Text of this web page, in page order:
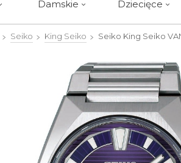
Eleganckie
Klasyczne
Sportowe
Luksusowe
Nurkowe
Damskie
Eleganckie
Klasyczne
Sportowe
Luksusowe
Nurkowe
Dziecięce
Boccia Titanium
Calypso
Candino
Edifice
Festina
FLIK-
G-
Seiko King Seiko Seiko King Seiko